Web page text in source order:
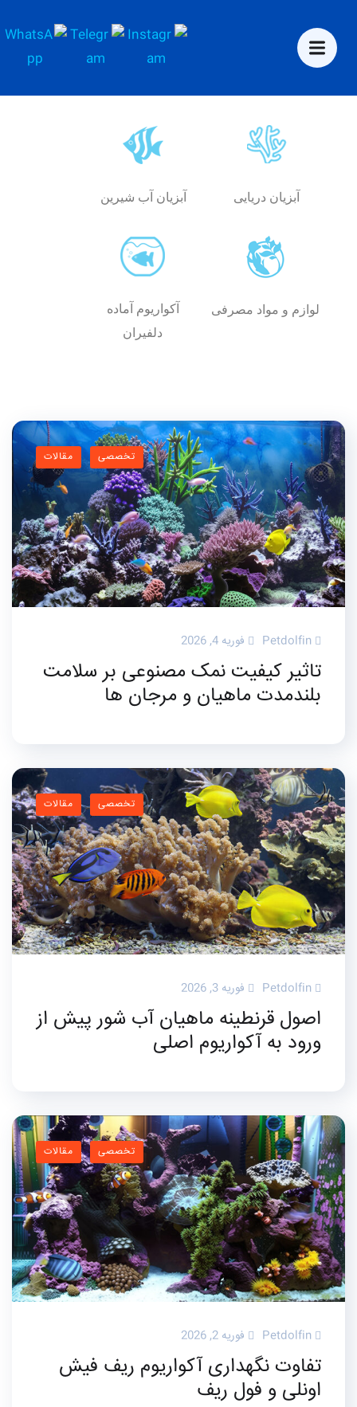
آبزیان دریایی آبزیان آب شیرین
لوازم و مواد مصرفی
آکواریوم آماده
دلفیران
تخصصی مقالات
Petdolfin فوریه 4, 2026
تاثیر کیفیت نمک مصنوعی بر سلامت
بلندمدت ماهیان و مرجان ها
تخصصی مقالات
Petdolfin فوریه 3, 2026
اصول قرنطینه ماهیان آب شور پیش از
ورود به آکواریوم اصلی
تخصصی مقالات
Petdolfin فوریه 2, 2026
تفاوت نگهداری آکواریوم ریف فیش
اونلی و فول ریف